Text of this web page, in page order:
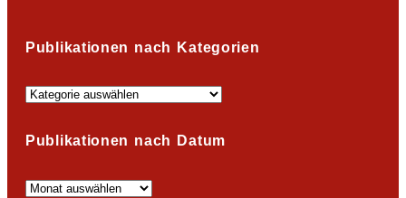
Publikationen nach Kategorien
Publikationen nach Datum